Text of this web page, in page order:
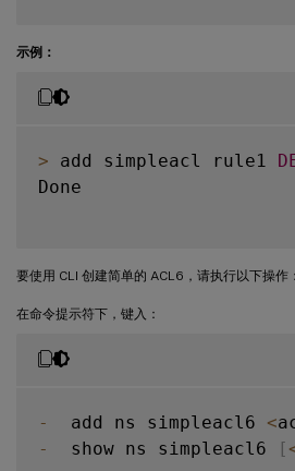
示例：
> add simpleacl rule1
Done
要使用 CLI 创建简单的 ACL6，请执行以下操作：
在命令提示符下，键入：
-
  add ns simpleacl6
<
-
  show ns simpleacl6
[